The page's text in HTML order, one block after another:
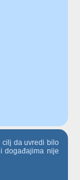
da uvredi bilo
događajima nije